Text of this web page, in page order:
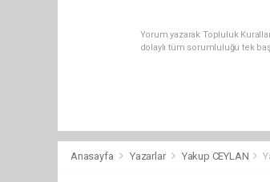
Yorum yazarak Topluluk
dolaylı tüm sorumluluğu tek
Anasayfa Yazarlar Yakup CEYLAN